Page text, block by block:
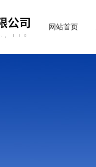
网站首页